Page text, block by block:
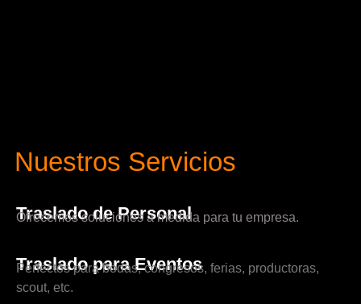
Nuestros Servicios
Traslado de Personal
Ofrecemos soluciones a medida para tu empresa.
Traslado para Eventos
Perfectos para bodas, congresos, ferias, productoras,
scout, etc.